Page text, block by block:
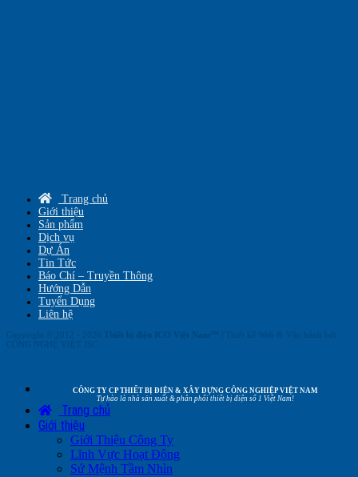
Trang chủ
Giới thiệu
Sản phẩm
Dịch vụ
Dự Án
Tin Tức
Báo Chí – Truyền Thông
Hướng Dẫn
Tuyển Dụng
Liên hệ
Copyright © 2012 - 2026 Thiết bị điện ICO Việt Nam™ | Thiết kế Web & Vận hành bởi
CÔNG NGHỆ VIỆT JSC
CÔNG TY CP THIẾT BỊ ĐIỆN & XÂY DỰNG CÔNG NGHIỆP VIỆT NAM
Tự hào là nhà sản xuất & phân phối thiết bị điện số 1 Việt Nam!
Trang chủ
Giới thiệu
Giới Thiệu Công Ty
Lĩnh Vực Hoạt Động
Sứ Mệnh Tầm Nhìn